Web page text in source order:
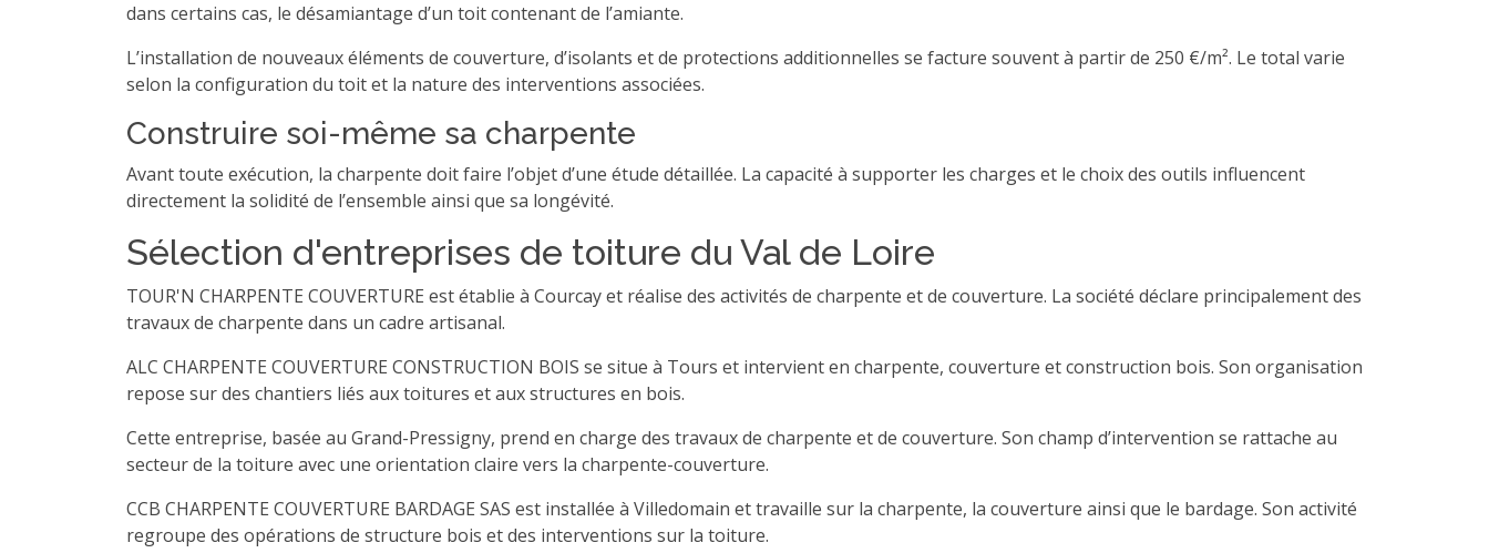
dans certains cas, le désamiantage d’un toit contenant de l’amiante.
L’installation de nouveaux éléments de couverture, d’isolants et de protections additionnelles se facture souvent à partir de 250 €/m². Le total varie
selon la configuration du toit et la nature des interventions associées.
Construire soi-même sa charpente
Avant toute exécution, la charpente doit faire l’objet d’une étude détaillée. La capacité à supporter les charges et le choix des outils influencent
directement la solidité de l’ensemble ainsi que sa longévité.
Sélection d'entreprises de toiture du Val de Loire
TOUR'N CHARPENTE COUVERTURE est établie à Courcay et réalise des activités de charpente et de couverture. La société déclare principalement des
travaux de charpente dans un cadre artisanal.
ALC CHARPENTE COUVERTURE CONSTRUCTION BOIS se situe à Tours et intervient en charpente, couverture et construction bois. Son organisation
repose sur des chantiers liés aux toitures et aux structures en bois.
Cette entreprise, basée au Grand-Pressigny, prend en charge des travaux de charpente et de couverture. Son champ d’intervention se rattache au
secteur de la toiture avec une orientation claire vers la charpente-couverture.
CCB CHARPENTE COUVERTURE BARDAGE SAS est installée à Villedomain et travaille sur la charpente, la couverture ainsi que le bardage. Son activité
regroupe des opérations de structure bois et des interventions sur la toiture.